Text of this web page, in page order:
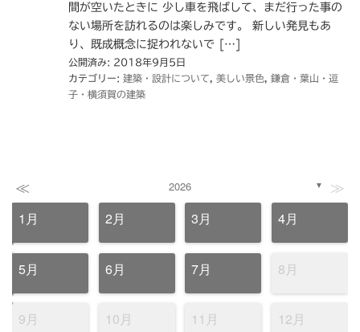
間が空いたときに 少し車を飛ばして、まだ行った事の
ない場所を訪れるのは楽しみです。 新しい発見もあ
り、既成概念に捉われないで […]
公開済み: 2018年9月5日
カテゴリー: 建築・設計について 美しい景色
鎌倉・葉山・逗
子・横須賀の建築
≪ 2026 ▼ ≫
1月 2月 3月 4月
5月 6月 7月 8月
9月 10月 11月 12月